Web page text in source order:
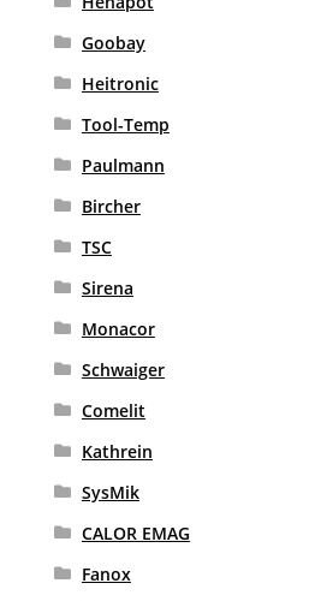
Goobay
Heitronic
Tool-Temp
Paulmann
Bircher
TSC
Sirena
Monacor
Schwaiger
Comelit
Kathrein
SysMik
CALOR EMAG
Fanox